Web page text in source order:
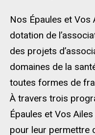
Nos Épaules et
dotation de
des projets
domaines de la
toutes formes de
À travers trois
Épaules et Vos
pour leur permettre